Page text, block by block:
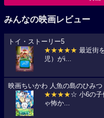
みんなの映画レビュー
トイ・ストーリー5
★★★★★ 最近街
児）がi...
映画ちいかわ 人魚の島のひみつ
★★★★☆ 小6の子
ゃ怖か...